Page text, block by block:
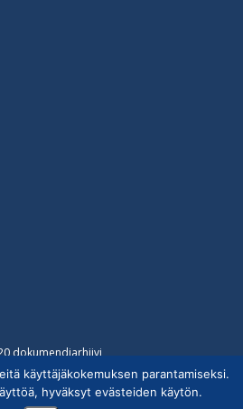
dokumendiarhiivi
käyttäjäkokemuksen parantamiseksi.
hyväksyt evästeiden käytön.